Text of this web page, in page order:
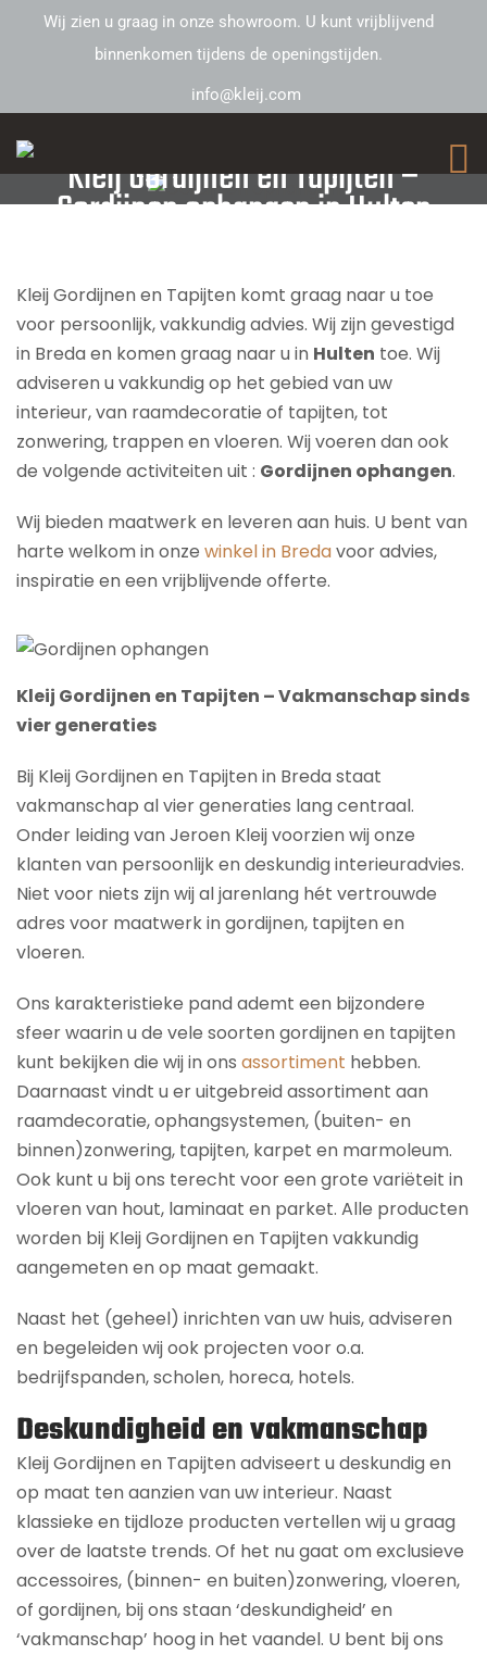
Wij zien u graag in onze showroom. U kunt vrijblijvend
binnenkomen tijdens de openingstijden.
info@kleij.com
Kleij Gordijnen en Tapijten –
Gordijnen ophangen in Hulten
Kleij Gordijnen en Tapijten komt graag naar u toe
voor persoonlijk, vakkundig advies. Wij zijn gevestigd
in Breda en komen graag naar u in Hulten toe. Wij
adviseren u vakkundig op het gebied van uw
interieur, van raamdecoratie of tapijten, tot
zonwering, trappen en vloeren. Wij voeren dan ook
de volgende activiteiten uit : Gordijnen ophangen.
Wij bieden maatwerk en leveren aan huis. U bent van
harte welkom in onze winkel in Bredavoor advies,
inspiratie en een vrijblijvende offerte.
Kleij Gordijnen en Tapijten – Vakmanschap sinds
vier generaties
Bij Kleij Gordijnen en Tapijten in Breda staat
vakmanschap al vier generaties lang centraal.
Onder leiding van Jeroen Kleij voorzien wij onze
klanten van persoonlijk en deskundig interieuradvies.
Niet voor niets zijn wij al jarenlang hét vertrouwde
adres voor maatwerk in gordijnen, tapijten en
vloeren.
Ons karakteristieke pand ademt een bijzondere
sfeer waarin u de vele soorten gordijnen en tapijten
kunt bekijken die wij in ons assortiment hebben.
Daarnaast vindt u er uitgebreid assortiment aan
raamdecoratie, ophangsystemen, (buiten- en
binnen)zonwering, tapijten, karpet en marmoleum.
Ook kunt u bij ons terecht voor een grote variëteit in
vloeren van hout, laminaat en parket. Alle producten
worden bij Kleij Gordijnen en Tapijten vakkundig
aangemeten en op maat gemaakt.
Naast het (geheel) inrichten van uw huis, adviseren
en begeleiden wij ook projecten voor o.a.
bedrijfspanden, scholen, horeca, hotels.
Deskundigheid en vakmanschap
Kleij Gordijnen en Tapijten adviseert u deskundig en
op maat ten aanzien van uw interieur. Naast
klassieke en tijdloze producten vertellen wij u graag
over de laatste trends. Of het nu gaat om exclusieve
accessoires, (binnen- en buiten)zonwering, vloeren,
of gordijnen, bij ons staan ‘deskundigheid’ en
‘vakmanschap’ hoog in het vaandel. U bent bij ons